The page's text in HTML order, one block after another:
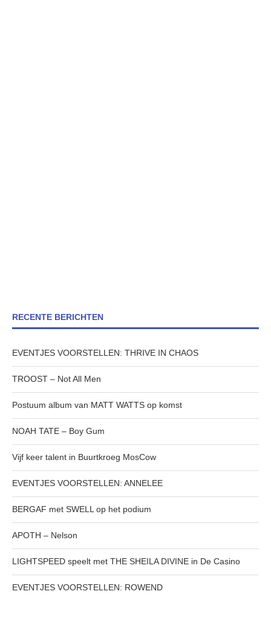
RECENTE BERICHTEN
EVENTJES VOORSTELLEN: THRIVE IN CHAOS
TROOST – Not All Men
Postuum album van MATT WATTS op komst
NOAH TATE – Boy Gum
Vijf keer talent in Buurtkroeg MosCow
EVENTJES VOORSTELLEN: ANNELEE
BERGAF met SWELL op het podium
APOTH – Nelson
LIGHTSPEED speelt met THE SHEILA DIVINE in De Casino
EVENTJES VOORSTELLEN: ROWEND